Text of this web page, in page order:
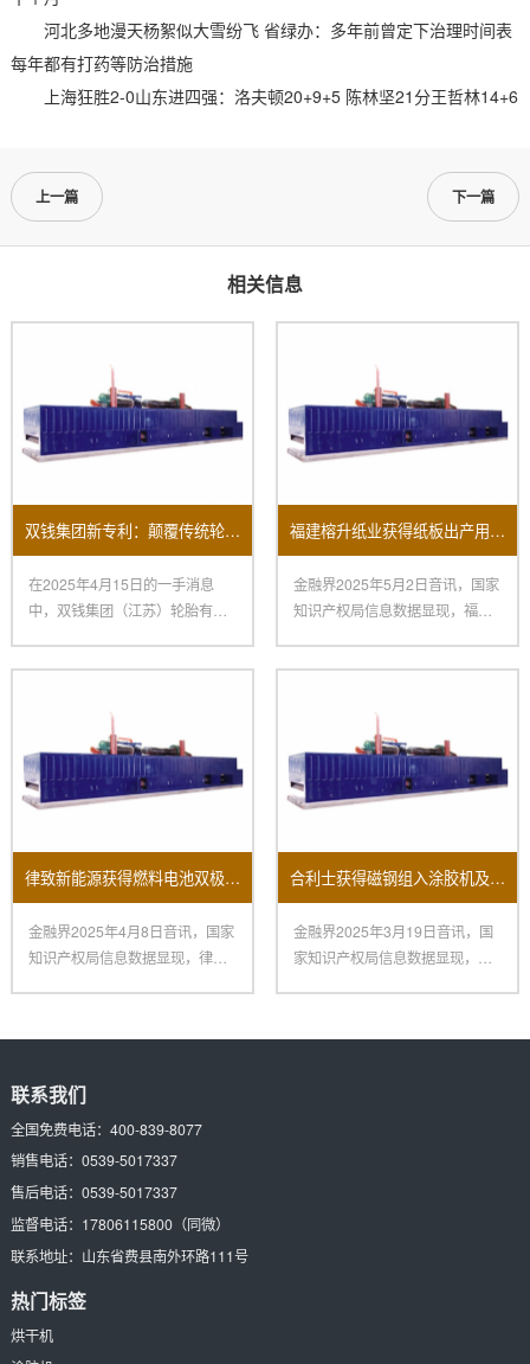
河北多地漫天杨絮似大雪纷飞 省绿办：多年前曾定下治理时间表
每年都有打药等防治措施
上海狂胜2-0山东进四强：洛夫顿20+9+5 陈林坚21分王哲林14+6
上一篇 下一篇
相关信息
双钱集团新专利：颠覆传统轮胎生产的涂胶机
在2025年4月15日的一手消息
中，双钱集团（江苏）轮胎有限
福建榕升纸业获得纸板出产用涂胶机及其烘干设备专利
金融界2025年5月2日音讯，国家
知识产权局信息数据显现，福建
律致新能源获得燃料电池双极板主动涂胶机专利
金融界2025年4月8日音讯，国家
知识产权局信息数据显现，律致
合利士获得磁钢组入涂胶机及其操作方法专利
金融界2025年3月19日音讯，国
家知识产权局信息数据显现，深
联系我们
全国免费电话： 400-839-8077
销售电话： 0539-5017337
售后电话： 0539-5017337
监督电话： 17806115800（同微）
联系地址： 山东省费县南外环路111号
热门标签
烘干机